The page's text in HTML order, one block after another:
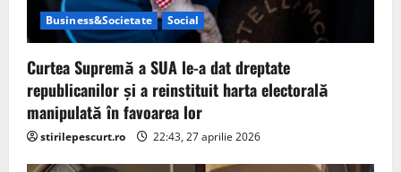
Business&Societate Social
Curtea Supremă a SUA le-a dat dreptate
republicanilor și a reinstituit harta electorală
manipulată în favoarea lor
stirilepescurt.ro 22:43, 27 aprilie 2026